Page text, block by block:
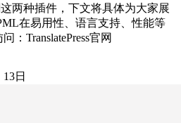
两种插件，下文将具体为大家展
在易用性、语言支持、性能等
：TranslatePress官网
日